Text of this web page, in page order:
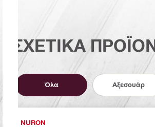
ΣΧΕΤΙΚΑ
Όλα Αξεσουάρ
NURON